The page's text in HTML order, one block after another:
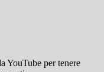
YouTube per tenere